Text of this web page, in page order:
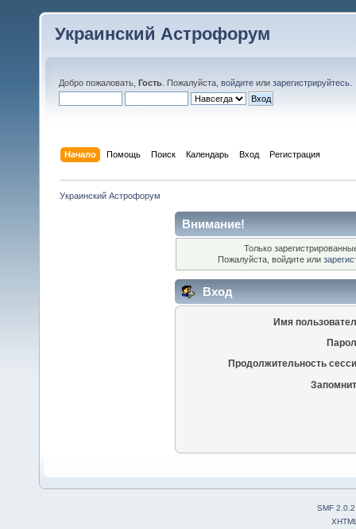
Украинский Астрофорум
Добро пожаловать, Гость . Пожалуйста, войдите или зарегистрируйтесь
Начало Помощь Поиск Календарь Вход Регистрация
Украинский Астрофорум
Внимание!
Только
Пожалуйста, войдите или
Вход
Имя
Продолжительность
SMF 2.0.2